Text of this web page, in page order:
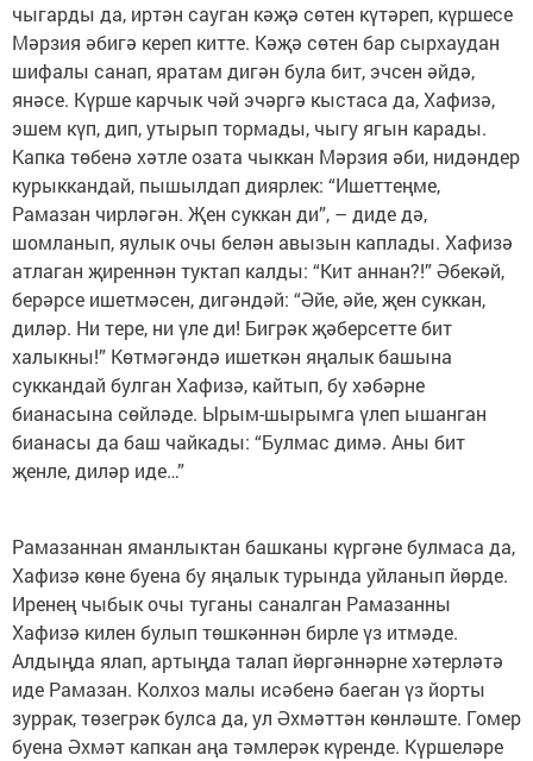
чыгарды да, иртән сауган кәҗә сөтен күтәреп, күршесе
Мәрзия әбигә кереп китте. Кәҗә сөтен бар сырхаудан
шифалы санап, яратам дигән була бит, эчсен әйдә,
янәсе. Күрше карчык чәй эчәргә кыстаса да, Хафизә,
эшем күп, дип, утырып тормады, чыгу ягын карады.
Капка төбенә хәтле озата чыккан Мәрзия әби, нидәндер
курыккандай, пышылдап диярлек: “Ишеттеңме,
Рамазан чирләгән. Җен суккан ди”, – диде дә,
шомланып, яулык очы белән авызын каплады. Хафизә
атлаган җиреннән туктап калды: “Кит аннан?!” Әбекәй,
берәрсе ишетмәсен, дигәндәй: “Әйе, әйе, җен суккан,
диләр. Ни тере, ни үле ди! Бигрәк җәберсетте бит
халыкны!” Көтмәгәндә ишеткән яңалык башына
суккандай булган Хафизә, кайтып, бу хәбәрне
бианасына сөйләде. Ырым-шырымга үлеп ышанган
бианасы да баш чайкады: “Булмас димә. Аны бит
җенле, диләр иде…”
Рамазаннан яманлыктан башканы күргәне булмаса да,
Хафизә көне буена бу яңалык турында уйланып йөрде.
Иренең чыбык очы туганы саналган Рамазанны
Хафизә килен булып төшкәннән бирле үз итмәде.
Алдыңда ялап, артыңда талап йөргәннәрне хәтерләтә
иде Рамазан. Колхоз малы исәбенә баеган үз йорты
зуррак, төзегрәк булса да, ул Әхмәттән көнләште. Гомер
буена Әхмәт капкан аңа тәмлерәк күренде. Күршеләре